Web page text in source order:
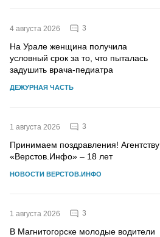
4 августа 2026 3
На Урале женщина получила
условный срок за то, что пыталась
задушить врача-педиатра
ДЕЖУРНАЯ ЧАСТЬ
1 августа 2026 3
Принимаем поздравления! Агентству
«Верстов.Инфо» – 18 лет
НОВОСТИ ВЕРСТОВ.ИНФО
1 августа 2026 3
В Магнитогорске молодые водители